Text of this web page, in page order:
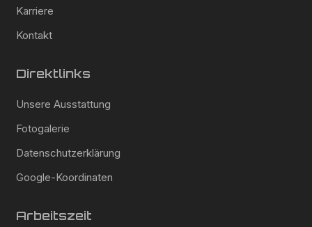
Karriere
Kontakt
Direktlinks
Unsere Ausstattung
Fotogalerie
Datenschutzerklärung
Google-Koordinaten
Arbeitszeit